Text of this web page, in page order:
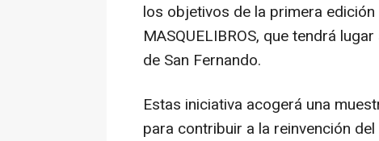
los objetivos de la primera
MASQUELIBROS, que tendrá
de San Fernando.
Estas iniciativa acogerá una
para contribuir a la reinvención